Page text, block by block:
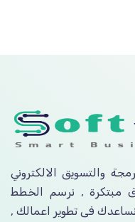
والتسويق الالكتروني
مبتكرة , نرسم الخطط
, نساعدك فى تطوير اعمالك ,